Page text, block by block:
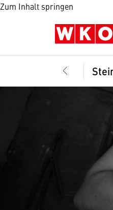
Zum Inhalt springen